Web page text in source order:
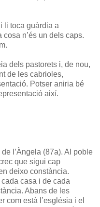
li toca guàrdia a
n’és un dels caps.
dels pastorets i, de nou,
de les cabrioles,
Potser aniria bé
així.
l’Àngela (87a). Al poble
que sigui cap
deixo constància.
casa i de cada
Abans de les
com està l’església i el